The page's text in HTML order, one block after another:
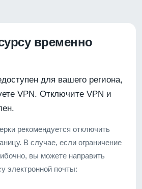
временно
для вашего региона,
VPN. Отключите VPN и
рекомендуется отключить
В случае, если ограничение
вы можете направить
электронной почты: